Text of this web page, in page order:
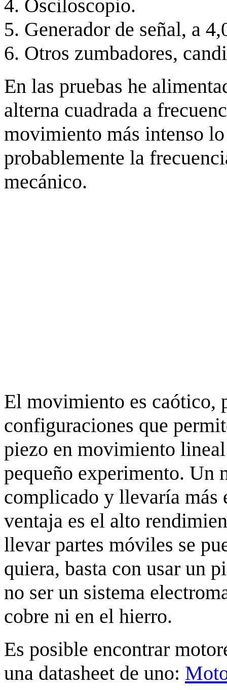
Osciloscopio.
Generador de señal, a
Otros zumbadores,
En las pruebas he
alterna cuadrada a
movimiento más intenso
probablemente la
mecánico.
El movimiento es caótico,
configuraciones que
piezo en movimiento
pequeño experimento. Un
complicado y llevaría más
ventaja es el alto
llevar partes móviles se
quiera, basta con usar un
no ser un sistema
cobre ni en el hierro.
Es posible encontrar
una datasheet de uno: